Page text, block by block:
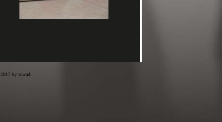
by zawadi